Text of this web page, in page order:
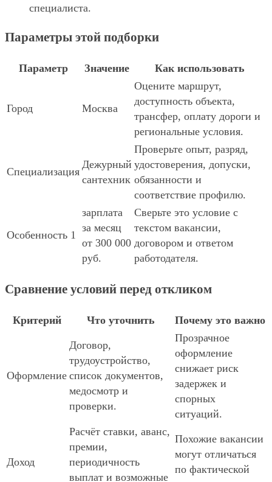
специалиста.
Параметры этой подборки
Параметр Значение Как использовать
Город Москва
Оцените маршрут,
доступность объекта,
трансфер, оплату дороги и
региональные условия.
Специализация
Дежурный
сантехник
Проверьте опыт, разряд,
удостоверения, допуски,
обязанности и
соответствие профилю.
Особенность 1
зарплата
за месяц
от 300 000
руб.
Сверьте это условие с
текстом вакансии,
договором и ответом
работодателя.
Сравнение условий перед откликом
Критерий Что уточнить Почему это важно
Оформление
Договор,
трудоустройство,
список документов,
медосмотр и
проверки.
Прозрачное
оформление
снижает риск
задержек и
спорных
ситуаций.
Доход
Расчёт ставки, аванс,
премии,
периодичность
выплат и возможные
Похожие вакансии
могут отличаться
по фактической